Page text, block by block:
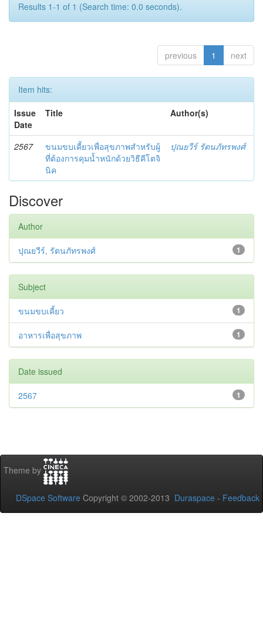
Results 1-1 of 1 (Search time: 0.0 seconds).
previous 1 next
Item hits:
Issue
Date
Title Author(s)
2567
ขนมขบเคี้ยวเพื่อสุขภาพสำหรับผู้
ที่ต้องการคุมน้ำหนักด้วยวิธีคีโตจิ
นิค
ปุณยวีร์ รัตนภัทรพงศ์
Discover
Author
1
ปุณยวีร์, รัตนภัทรพงศ์
Subject
1
ขนมขบเคี้ยว
1
อาหารเพื่อสุขภาพ
Date issued
1
2567
Theme by
DSpace Software Copyright © 2002-2013 Duraspace - Feedback